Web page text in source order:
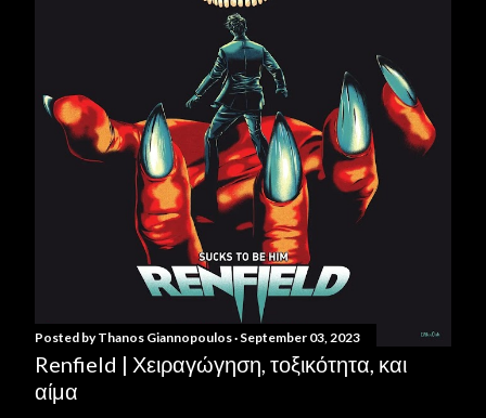
Posted byThanos Giannopoulos September 03, 2023
Renfield | Χειραγώγηση, τοξικότητα, και
αίμα